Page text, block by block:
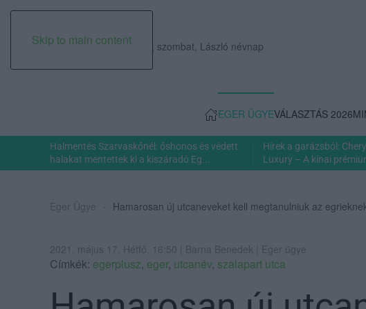
Skip to main content
2026. augusztus 08., szombat, László névnap
EGER ÜGYEVÁLASZTÁS 2026
Halmentés Szarvaskőnél: őshonos és védett
halakat mentettek ki a kiszáradó Eg...
Hírek a garázsból:
Luxury – A kínai
Eger Ügye Hamarosan új utcaneveket kell megtanulniuk az
2021. május 17. Hétfő, 16:50 | Barna Benedek | Eger ügye
Címkék: egerplusz, eger, utcanév, szalapart utca